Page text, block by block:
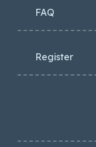
FAQ
Register